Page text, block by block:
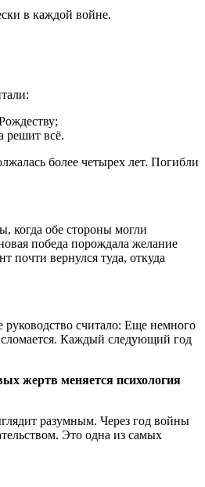
в каждой войне.
решит всё.
более четырех лет. Погибли
когда обе стороны могли
победа порождала желание
почти вернулся туда, откуда
считало: Еще немного
Каждый следующий год
жертв меняется психология
разумным. Через год войны
Это одна из самых